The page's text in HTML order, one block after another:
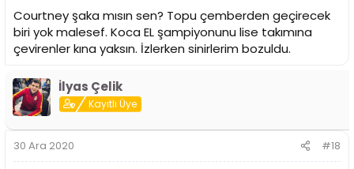
Courtney şaka mısın sen? Topu çemberden geçirecek
biri yok malesef. Koca EL şampiyonunu lise takımına
çevirenler kına yaksın. İzlerken sinirlerim bozuldu.
İlyas Çelik
Kayıtlı Üye
30 Ara 2020 #18